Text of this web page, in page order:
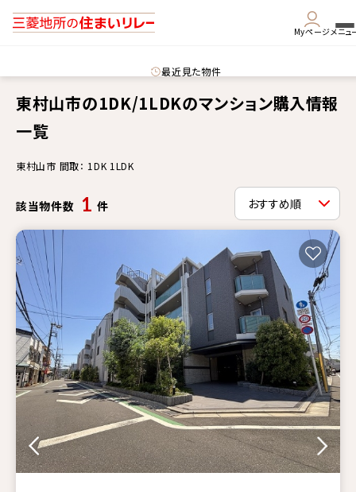
Myページメニュ
最近見た物件
東村山市の1DK/1LDKのマンション購入情報
一覧
東村山市 間取： 1DK 1LDK
該当物件数 1 件